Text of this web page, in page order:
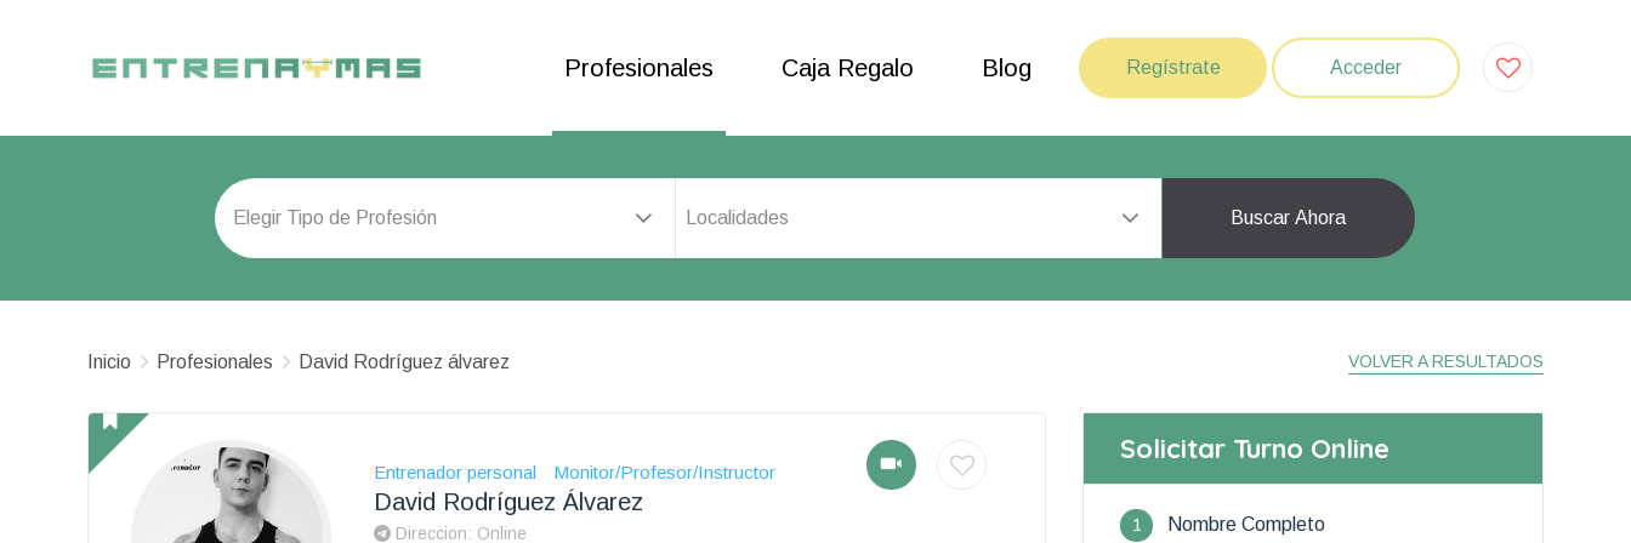
Profesionales Caja Regalo Blog Regístrate Acceder
Localidades Buscar Ahora
Inicio Profesionales David Rodríguez álvarez VOLVER A RESULTADOS
Entrenador personal Monitor/Profesor/Instructor
David Rodríguez Álvarez
Direccion: Online
Solicitar Turno Online
1 Nombre Completo